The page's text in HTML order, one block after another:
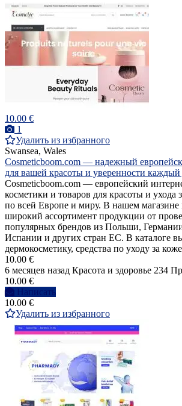
10.00 €
1
Удалить из избранного
Swansea, Wales
Cosmeticboom.com — надежный
для вашей красоты и уверенности каждый
Cosmeticboom.com — европейский
косметики и товаров для красоты и ухода
по всей Европе и миру. В нашем магазине
широкий ассортимент продукции от
популярных брендов из Польши,
Испании и других стран ЕС. В каталоге
дермокосметику, средства по уходу за
10.00 €
6 месяцев назад Красота и здоровье 234
10.00 €
Написать
10.00 €
Удалить из избранного